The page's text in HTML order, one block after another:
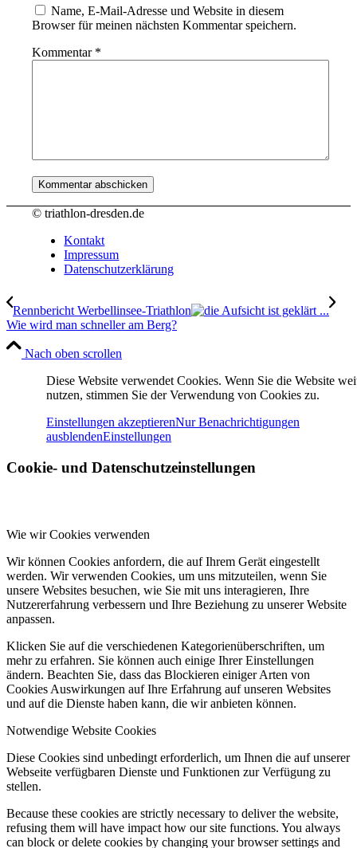
Name, E-Mail-Adresse und Website in diesem
Browser für meinen nächsten Kommentar speichern.
Kommentar *
© triathlon-dresden.de
Kontakt
Impressum
Datenschutzerklärung
Rennbericht Werbellinsee-Triathlon
Wie wird man schneller am Berg?
Nach oben scrollen
Diese Website verwendet Cookies. Wenn Sie die Website
nutzen, stimmen Sie der Verwendung von Cookies zu.
Einstellungen akzeptierenNur Benachrichtigungen
ausblendenEinstellungen
Cookie- und Datenschutzeinstellungen
Wie wir Cookies verwenden
Wir können Cookies anfordern, die auf Ihrem Gerät eingestellt
werden. Wir verwenden Cookies, um uns mitzuteilen, wenn Sie
unsere Websites besuchen, wie Sie mit uns interagieren, Ihre
Nutzererfahrung verbessern und Ihre Beziehung zu unserer Website
anpassen.
Klicken Sie auf die verschiedenen Kategorienüberschriften, um
mehr zu erfahren. Sie können auch einige Ihrer Einstellungen
ändern. Beachten Sie, dass das Blockieren einiger Arten von
Cookies Auswirkungen auf Ihre Erfahrung auf unseren Websites
und auf die Dienste haben kann, die wir anbieten können.
Notwendige Website Cookies
Diese Cookies sind unbedingt erforderlich, um Ihnen die auf unserer
Webseite verfügbaren Dienste und Funktionen zur Verfügung zu
stellen.
Because these cookies are strictly necessary to deliver the website,
refusing them will have impact how our site functions. You always
can block or delete cookies by changing your browser settings and